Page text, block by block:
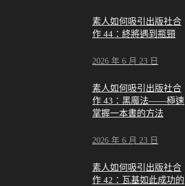
素人如何吸引出版社合
作 44：終將遇到瓶頸
2026 年 6 月 23 日
素人如何吸引出版社合
作 43：黑魔法——極速
掌握一本書的方法
2026 年 6 月 23 日
素人如何吸引出版社合
作 42：瓦基如此成功的